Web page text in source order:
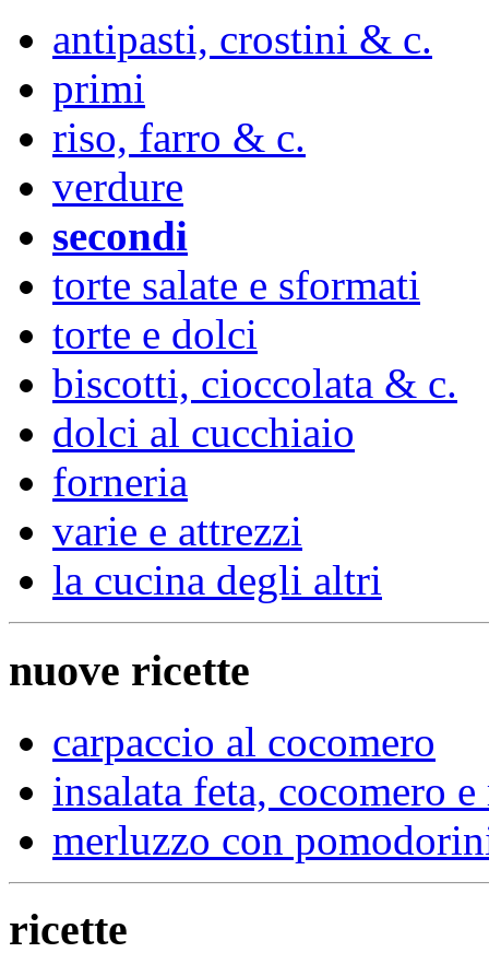
antipasti, crostini & c.
primi
riso, farro & c.
verdure
secondi
torte salate e sformati
torte e dolci
biscotti, cioccolata & c.
dolci al cucchiaio
forneria
varie e attrezzi
la cucina degli altri
nuove ricette
carpaccio al cocomero
insalata feta, cocomero
merluzzo con
ricette